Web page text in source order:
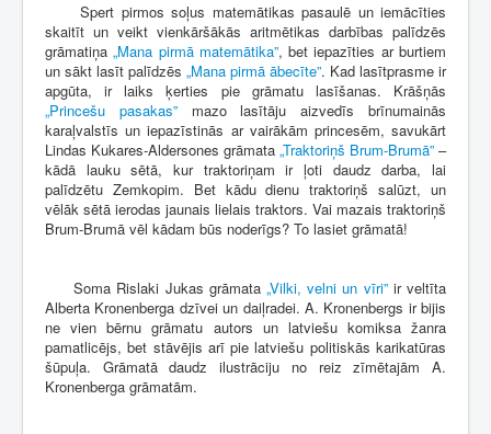
Spert pirmos soļus matemātikas pasaulē un iemācīties
skaitīt un veikt vienkāršākās aritmētikas darbības palīdzēs
grāmatiņa„Mana pirmā matemātika”, bet iepazīties ar burtiem
un sākt lasīt palīdzēs „Mana pirmā ābecīte”. Kad lasītprasme ir
apgūta, ir laiks ķerties pie grāmatu lasīšanas. Krāšņās
„Princešu pasakas”mazo lasītāju aizvedīs brīnumainās
karaļvalstīs un iepazīstinās ar vairākām princesēm, savukārt
Lindas Kukares-Aldersones grāmata „Traktoriņš Brum-Brumā” –
kādā lauku sētā, kur traktoriņam ir ļoti daudz darba, lai
palīdzētu Zemkopim. Bet kādu dienu traktoriņš salūzt, un
vēlāk sētā ierodas jaunais lielais traktors. Vai mazais traktoriņš
Brum-Brumā vēl kādam būs noderīgs? To lasiet grāmatā!
Soma Rislaki Jukas grāmata „Vilki, velni un vīri”ir veltīta
Alberta Kronenberga dzīvei un daiļradei. A. Kronenbergs ir bijis
ne vien bērnu grāmatu autors un latviešu komiksa žanra
pamatlicējs, bet stāvējis arī pie latviešu politiskās karikatūras
šūpuļa. Grāmatā daudz ilustrāciju no reiz zīmētajām A.
Kronenberga grāmatām.